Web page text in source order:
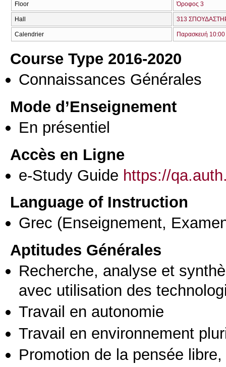
Floor Όροφος 3
Hall 313
Calendrier Παρασκευή
Course Type 2016-2020
Connaissances Générales
Mode d’Enseignement
En présentiel
Accès en Ligne
e-Study Guide https://
Language of Instruction
Grec (Enseignement,
Aptitudes Générales
Recherche, analyse et
avec utilisation des
Travail en autonomie
Travail en environnement
Promotion de la pensée